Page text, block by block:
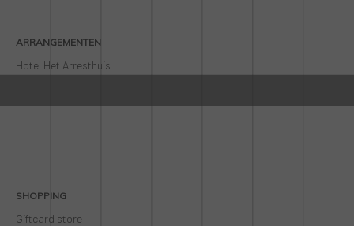
ARRANGEMENTEN
Hotel Het Arresthuis
SHOPPING
Giftcard store